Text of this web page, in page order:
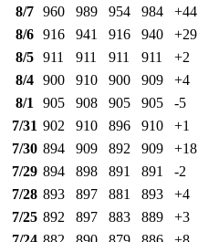
8/7 960 989 954 984 +44
8/6 916 941 916 940 +29
8/5 911 911 911 911 +2
8/4 900 910 900 909 +4
8/1
905 908 905 905 -5
7/31 902 910 896 910 +1
7/30 894 909 892 909 +18
7/29 894 898 891 891 -2
7/28 893 897 881 893 +4
7/25 892 897 883 889 +3